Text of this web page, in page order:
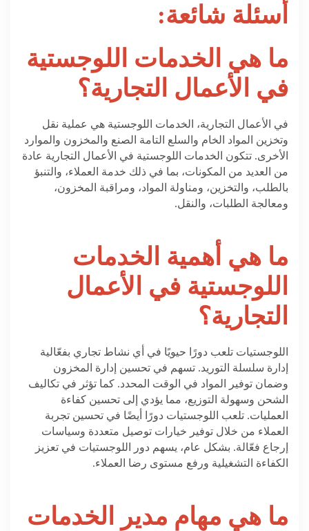
أسئلة شائعة:
ما هي الخدمات اللوجستية
في الأعمال التجارية؟
في الأعمال التجارية، الخدمات اللوجستية هي عملية نقل
وتخزين المواد الخام والسلع التامة الصنع والمخزون والموارد
الأخرى. تتكون الخدمات اللوجستية في الأعمال التجارية عادة
من العديد من المكونات، بما في ذلك خدمة العملاء، والتنبؤ
بالطلب، والتخزين، ومناولة المواد، ومراقبة المخزون،
ومعالجة الطلبات، والنقل.
ما هي أهمية الخدمات
اللوجستية في الأعمال
التجارية؟
اللوجستيات تلعب دورًا حيويًا في أي نشاط تجاري بفعّالية
إدارة سلسلة التوريد. تسهم في تحسين إدارة المخزون
وضمان توفير المواد في الوقت المحدد. كما تؤثر في تكاليف
الشحن وسهولة التوزيع، مما يؤدي إلى تحسين كفاءة
العمليات. تلعب اللوجستيات دورًا أيضًا في تحسين تجربة
العملاء من خلال توفير خيارات توصيل متعددة وسياسات
إرجاع فعّالة. بشكل عام، يسهم دور اللوجستيات في تعزيز
الكفاءة التشغيلية ورفع مستوى رضا العملاء.
ما هي مهام مدير الخدمات